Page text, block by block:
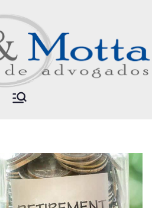
Sociedade de Advogados